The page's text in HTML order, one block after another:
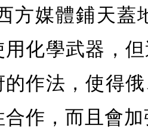
方媒體鋪天蓋
用化學武器，
的作法，使得
合作，而且會